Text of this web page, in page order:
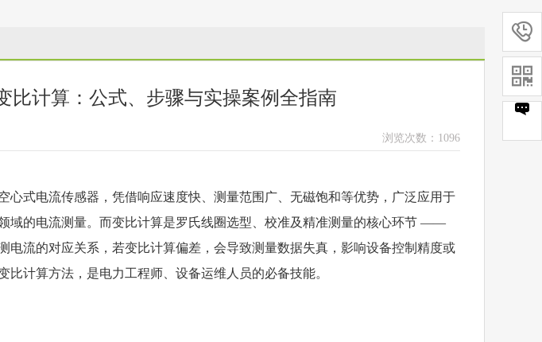
比计算：公式、步骤与实操案例全指南
浏览次数： 1096
心式电流传感器，凭借响应速度快、测量范围广、无磁饱和等优势，广泛应用于
域的电流测量。而变比计算是罗氏线圈选型、校准及精准测量的核心环节 ——
电流的对应关系，若变比计算偏差，会导致测量数据失真，影响设备控制精度或
比计算方法，是电力工程师、设备运维人员的必备技能。

